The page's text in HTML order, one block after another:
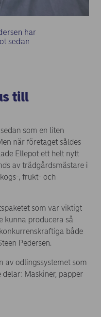
har
sedan
till
som en liten
när företaget såldes
Ellepot ett helt nytt
av trädgårdsmästare i
, frukt- och
som var viktigt
kunna producera så
både
Pedersen.
av odlingssystemet som
Maskiner, papper